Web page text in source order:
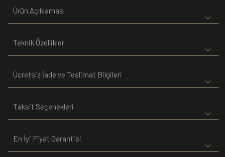
Ürün Açıklaması
Teknik Özellikler
Ücretsiz İade ve Teslimat Bilgileri
Taksit Seçenekleri
En İyi Fiyat Garantisi